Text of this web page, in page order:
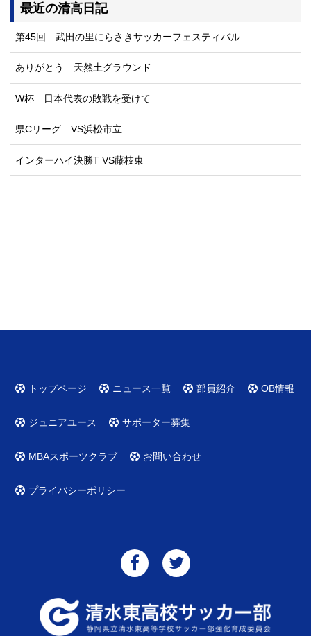
最近の清高日記
第45回 武田の里にらさきサッカーフェスティバル
ありがとう 天然土グラウンド
W杯 日本代表の敗戦を受けて
県Cリーグ VS浜松市立
インターハイ決勝T VS藤枝東
トップページ ニュース一覧 部員紹介 OB情報
ジュニアユース サポーター募集
MBAスポーツクラブ お問い合わせ
プライバシーポリシー